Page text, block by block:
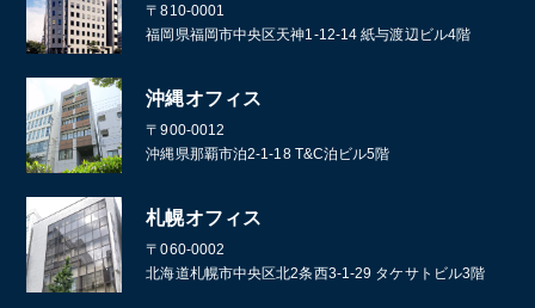
〒810-0001
福岡県福岡市中央区天神1-12-14 紙与渡辺ビル4階
沖縄オフィス
〒900-0012
沖縄県那覇市泊2-1-18 T&C泊ビル5階
札幌オフィス
〒060-0002
北海道札幌市中央区北2条西3-1-29 タケサトビル3階